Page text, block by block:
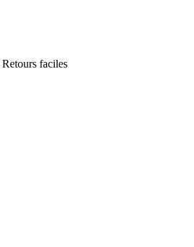
Retours faciles